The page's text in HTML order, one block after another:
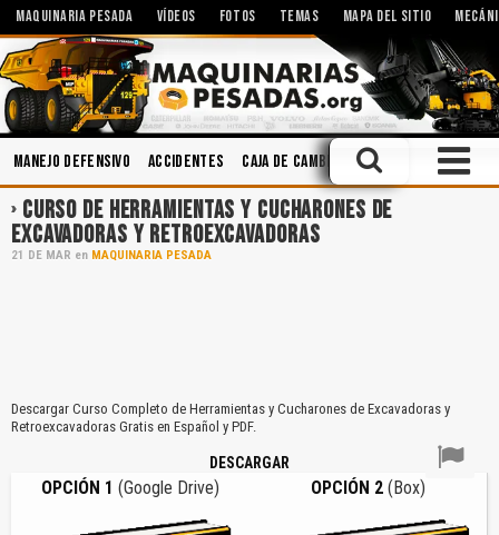
MAQUINARIA PESADA VÍDEOS FOTOS TEMAS MAPA DEL SITIO
Manejo Defensivo Accidentes Caja de Cambios Seguridad
CURSO DE HERRAMIENTAS Y CUCHARONES DE
EXCAVADORAS Y RETROEXCAVADORAS
21 DE MAR en MAQUINARIA PESADA
Descargar Curso Completo de Herramientas y Cucharones de Excavadoras y
Retroexcavadoras Gratis en Español y PDF.
DESCARGAR
OPCIÓN 1 (Google Drive) OPCIÓN 2(Box)